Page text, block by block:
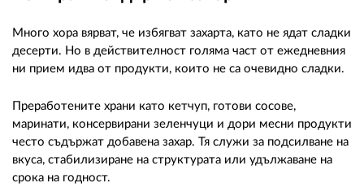
Много хора вярват, че избягват захарта, като не ядат сладки
десерти. Но в действителност голяма част от ежедневния
ни прием идва от продукти, които не са очевидно сладки.
Преработените храни като кетчуп, готови сосове,
маринати, консервирани зеленчуци и дори месни продукти
често съдържат добавена захар. Тя служи за подсилване на
вкуса, стабилизиране на структурата или удължаване на
срока на годност.